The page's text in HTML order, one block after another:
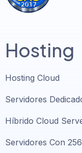
Hosting
Hosting Cloud
Servidores
Híbrido Cloud
Servidores Con